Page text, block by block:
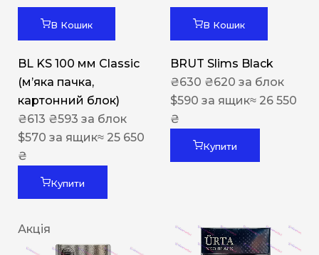
В Кошик
BL KS 100 мм Classic
(м’яка пачка,
картонний блок)
₴613 ₴593 за блок
$570 за ящик≈ 25 650
₴
Купити
В Кошик
BRUT Slims Black
₴630 ₴620 за блок
$590 за ящик≈ 26 550
₴
Купити
Акція